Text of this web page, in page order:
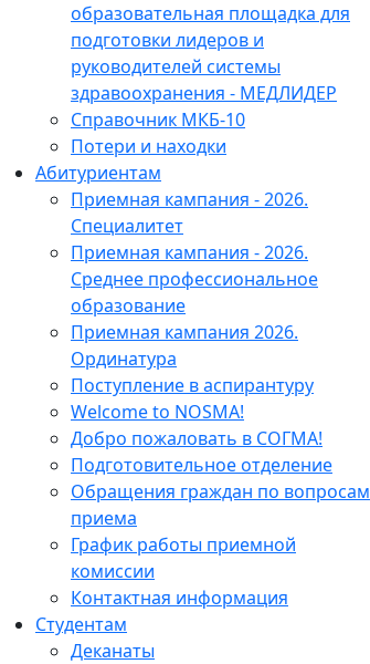
образовательная площадка для
подготовки лидеров и
руководителей системы
здравоохранения - МЕДЛИДЕР
Справочник МКБ-10
Потери и находки
Абитуриентам
Приемная кампания - 2026.
Специалитет
Приемная кампания - 2026.
Среднее профессиональное
образование
Приемная кампания 2026.
Ординатура
Поступление в аспирантуру
Welcome to NOSMA!
Добро пожаловать в СОГМА!
Подготовительное отделение
Обращения граждан по вопросам
приема
График работы приемной
комиссии
Контактная информация
Студентам
Деканаты